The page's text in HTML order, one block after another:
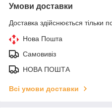
Умови доставки
Доставка здійснюється тільки
Нова Пошта
Самовивіз
НОВА ПОШТА
Всі умови доставки